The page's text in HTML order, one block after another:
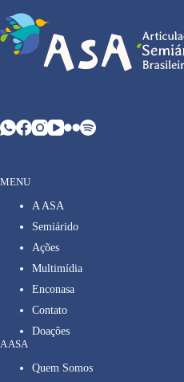
MENU
A ASA
Semiárido
Ações
Multimídia
Enconasa
Contato
Doações
A ASA
Quem Somos